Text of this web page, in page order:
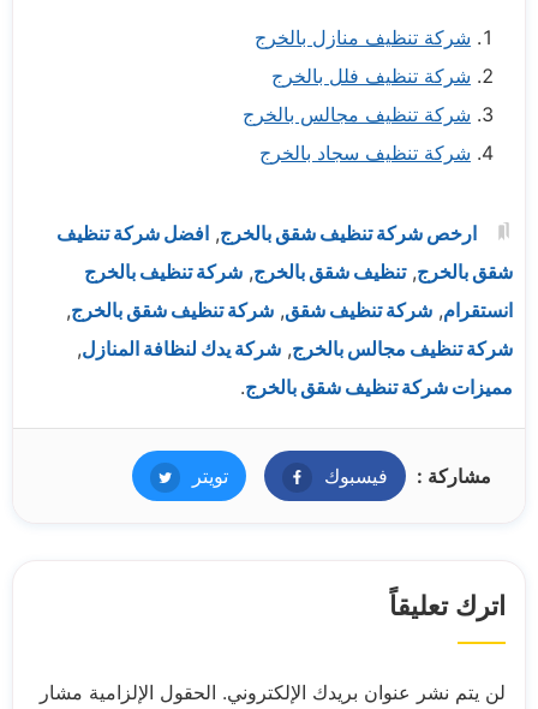
شركة تنظيف منازل بالخرج
شركة تنظيف فلل بالخرج
شركة تنظيف مجالس بالخرج
شركة تنظيف سجاد بالخرج
ارخص شركة تنظيف شقق بالخرج, افضل شركة تنظيف
شقق بالخرج,تنظيف شقق بالخرج, شركة تنظيف بالخرج
انستقرام, شركة تنظيف شقق, شركة تنظيف شقق بالخرج,
شركة تنظيف مجالس بالخرج, شركة يدك لنظافة المنازل,
مميزات شركة تنظيف شقق بالخرج.
مشاركة : فيسبوك فيسبوكتويتر تويتر
اترك تعليقاً
لن يتم نشر عنوان بريدك الإلكتروني. الحقول الإلزامية مشار